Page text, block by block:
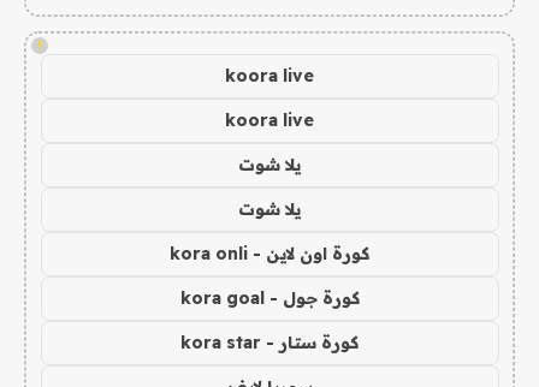
!
koora live
koora live
يلا شوت
يلا شوت
كورة اون لاين - kora onli
كورة جول - kora goal
كورة ستار - kora star